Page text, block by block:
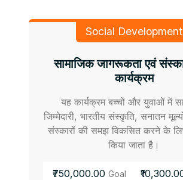
Social Development
सामाजिक जागरूकता एवं
कार्यक्रम
यह कार्यक्रम बच्चों और युवाओं में
जिम्मेदारी, भारतीय संस्कृति, सनातन
संस्कारों की समझ विकसित करने के
किया जाता है।
₹750,000.00 Goal